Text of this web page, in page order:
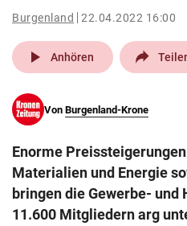
pin_drop
Wien
search
eingeben
Burgenland 22.04.2022 16:00
play_arrow Anhören
Von Burgenland-Krone
Enorme
Materialien und Energie
bringen die Gewerbe-
11.600 Mitgliedern arg